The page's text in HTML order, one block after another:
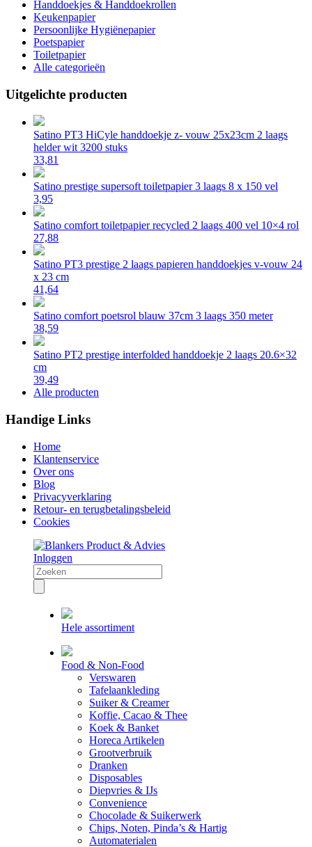
Handdoekjes & Handdoekrollen
Keukenpapier
Persoonlijke Hygiënepapier
Poetspapier
Toiletpapier
Alle categorieën
Uitgelichte producten
Satino PT3 HiCyle handdoekje z- vouw 25x23cm 2 laags
helder wit 3200 stuks
33,81
Satino prestige supersoft toiletpapier 3 laags 8 x 150 vel
3,95
Satino comfort toiletpapier recycled 2 laags 400 vel 10×4 rol
27,88
Satino PT3 prestige 2 laags papieren handdoekjes v-vouw 24
x 23 cm
41,64
Satino comfort poetsrol blauw 37cm 3 laags 350 meter
38,59
Satino PT2 prestige interfolded handdoekje 2 laags 20.6×32
cm
39,49
Alle producten
Handige Links
Home
Klantenservice
Over ons
Blog
Privacyverklaring
Retour- en terugbetalingsbeleid
Cookies
Inloggen
Hele assortiment
Food & Non-Food
Verswaren
Tafelaankleding
Suiker & Creamer
Koffie, Cacao & Thee
Koek & Banket
Horeca Artikelen
Grootverbruik
Dranken
Disposables
Diepvries & IJs
Convenience
Chocolade & Suikerwerk
Chips, Noten, Pinda’s & Hartig
Automaterialen